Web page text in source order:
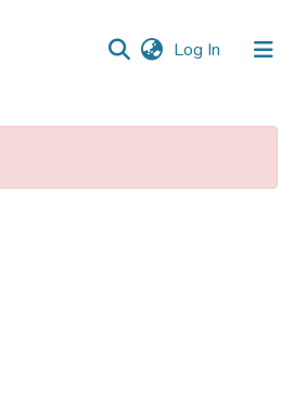
Log In (current)